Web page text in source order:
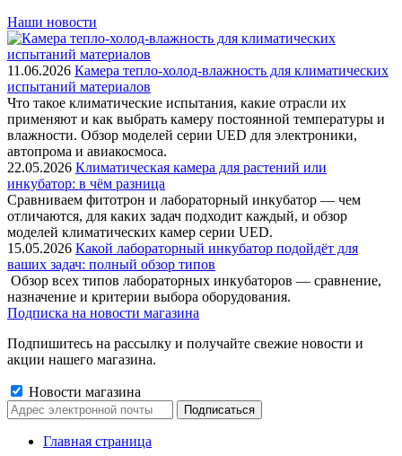
Наши новости
11.06.2026 Камера тепло-холод-влажность для климатических
испытаний материалов
Что такое климатические испытания, какие отрасли их
применяют и как выбрать камеру постоянной температуры и
влажности. Обзор моделей серии UED для электроники,
автопрома и авиакосмоса.
22.05.2026 Климатическая камера для растений или
инкубатор: в чём разница
Сравниваем фитотрон и лабораторный инкубатор — чем
отличаются, для каких задач подходит каждый, и обзор
моделей климатических камер серии UED.
15.05.2026 Какой лабораторный инкубатор подойдёт для
ваших задач: полный обзор типов
Обзор всех типов лабораторных инкубаторов — сравнение,
назначение и критерии выбора оборудования.
Подписка на новости магазина
Подпишитесь на рассылку и получайте свежие новости и
акции нашего магазина.
Новости магазина
Главная страница